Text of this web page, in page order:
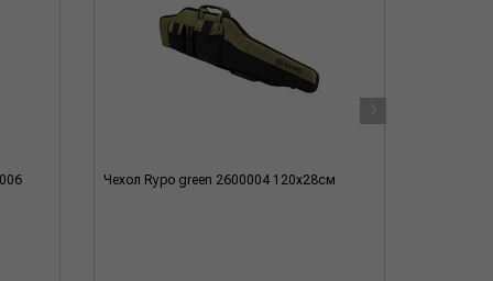
Чехол Rypo green 2600004 120x28см
›